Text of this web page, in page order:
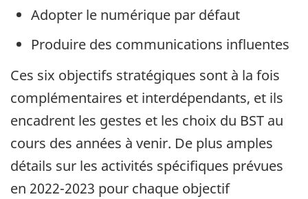
Adopter le numérique par défaut
Produire des communications influentes
Ces six objectifs stratégiques sont à la fois
complémentaires et interdépendants, et ils
encadrent les gestes et les choix du BST au
cours des années à venir. De plus amples
détails sur les activités spécifiques prévues
en 2022-2023 pour chaque objectif